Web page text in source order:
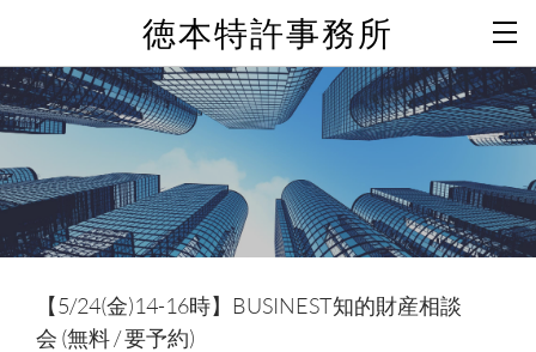
徳本特許事務所
【5/24(金)14-16時】BUSINEST知的財産相談
会 (無料 / 要予約)